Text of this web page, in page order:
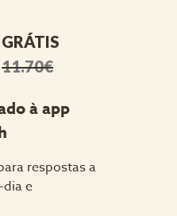
GRÁTIS
11.70€
à app
respostas a
e